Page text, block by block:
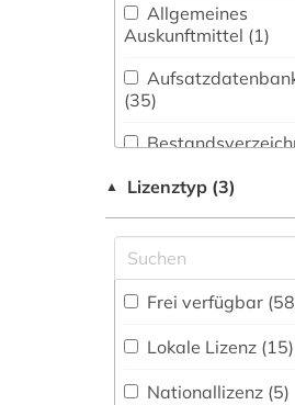
Buch- und
Bibliothekswesen,
(18)
Chemie und
Elektrotechnik,
Elektronik,
Nachrichtentechnik
Energietechnik
Ethnologie (9)
Geographie (18)
(1)
archiv für
kindertexte eva
kohl (1)
artificial
Allgemeines
Auskunftmittel (1)
(35)
Disziplinäre
Repositorien (1
▲ Lizenztyp (3)
Frei verfügbar
Lokale Lizenz (15)
Nationallizenz (5)